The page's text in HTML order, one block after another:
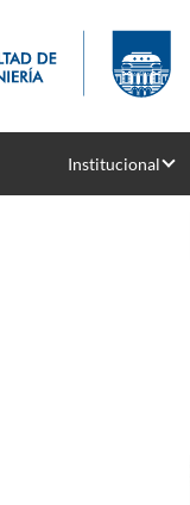
Institucional